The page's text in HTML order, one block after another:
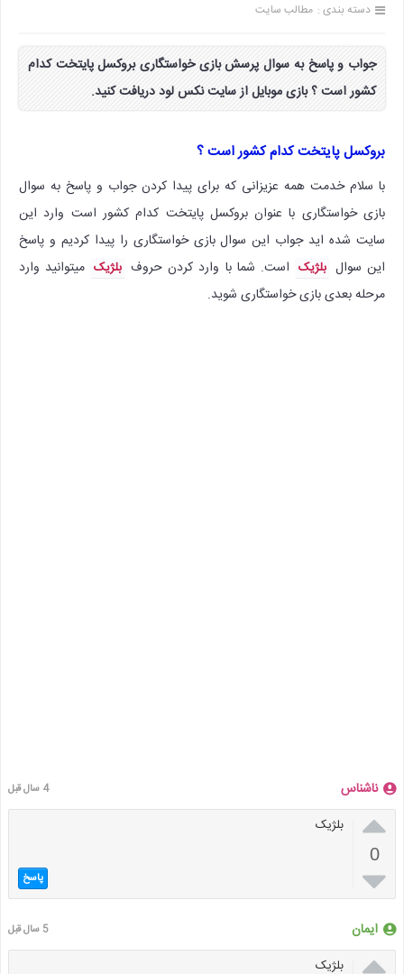
دسته بندی : مطالب سایت
جواب و پاسخ به سوال پرسش بازی خواستگاری بروکسل پایتخت کدام
کشور است ؟ بازی موبایل از سایت نکس لود دریافت کنید.
بروکسل پایتخت کدام کشور است ؟
با سلام خدمت همه عزیزانی که برای پیدا کردن جواب و پاسخ به سوال
بازی خواستگاری با عنوان بروکسل پایتخت کدام کشور است وارد این
سایت شده اید جواب این سوال بازی خواستگاری را پیدا کردیم و پاسخ
این سوال بلژیک است. شما با وارد کردن حروف بلژیک میتوانید وارد
مرحله بعدی بازی خواستگاری شوید.
ناشناس 4 سال قبل

0

بلژیک
پاسخ
ایمان 5 سال قبل
 بلژیک